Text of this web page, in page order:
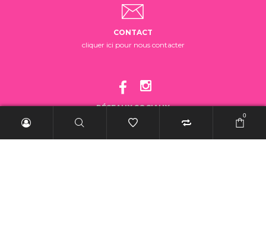
CONTACT
cliquer ici pour nous contacter
RÉSEAUX SOCIAUX
suivez-nous!
0